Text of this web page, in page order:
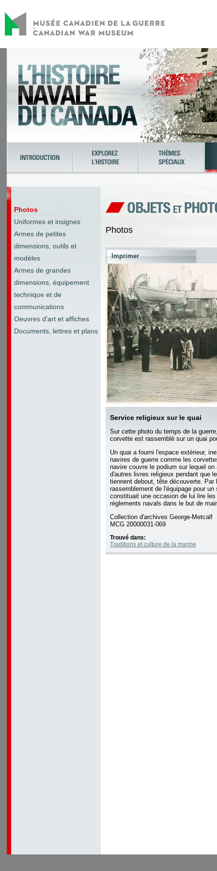
Photos
Uniformes et insignes
Armes de petites
dimensions, outils et
modèles
Armes de grandes
dimensions, équipement
technique et de
communications
Oeuvres d'art et affiches
Documents, lettres et plans
Photos
Imprimer
Service religieux sur le quai
Sur cette photo du temps de la
corvette est rassemblé sur un quai
Un quai a fourni l'espace extérieur,
navires de guerre comme les
navire couvre le podium sur lequel
d'autres livres religieux pendant que
tiennent debout, tête découverte. Par
rassemblement de l'équipage pour un
constituait une occasion de lui lire
règlements navals dans le but de
Collection d'archives George-Metcalf
MCG 20000031-069
Trouvé dans:
Traditions et culture de la marine